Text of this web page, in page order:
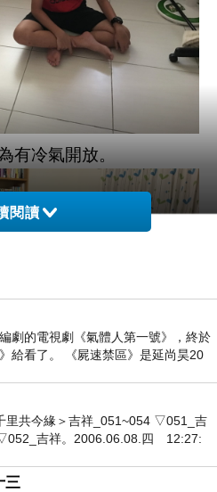
有冷氣開放。
閱讀
劇的電視劇《氣體人第一號》，終於
給看了。 《屍速禁區》是延尚昊20
里共今緣＞吉祥_051~054 ▽051_吉
吉祥。2006.06.08.四 12:27:
三